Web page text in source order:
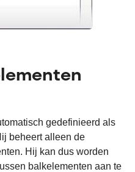
gedefinieerd als
beheert alleen de
Hij kan dus worden
balkelementen aan te